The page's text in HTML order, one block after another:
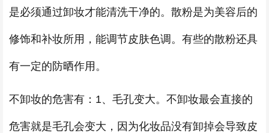
是必须通过卸妆才能清洗干净的。散粉是为美容后的
修饰和补妆所用，能调节皮肤色调。有些的散粉还具
有一定的防晒作用。
不卸妆的危害有：1、毛孔变大。不卸妆最会直接的
危害就是毛孔会变大，因为化妆品没有卸掉会导致皮